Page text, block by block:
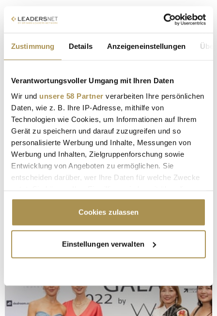
Zustimmung Details Anzeigeneinstellungen
Verantwortungsvoller Umgang mit Ihren Daten
Wir und unsere 58 Partner verarbeiten Ihre persönlichen
Daten, wie z. B. Ihre IP-Adresse, mithilfe von
Technologien wie Cookies, um Informationen auf Ihrem
Gerät zu speichern und darauf zuzugreifen und so
personalisierte Werbung und Inhalte, Messungen von
Werbung und Inhalten, Zielgruppenforschung sowie
Entwicklung von Angeboten zu ermöglichen. Sie
entscheiden darüber, wer Ihre Daten für welche Zwecke
Cookie-Erklärung oder durch Klicken auf das Privacy
Trigger Symbol ändern oder widerrufen
Informationen über Ihre geografische Lage
erfassen, welche bis auf einige Meter genau sein
bestimmten Merkmalen (Fingerprinting) identifizieren
Erfahren Sie mehr darüber, wie Ihre persönlichen Daten
Cookies zulassen
Einstellungen verwalten